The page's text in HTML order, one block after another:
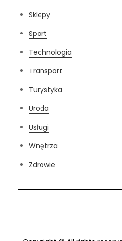
Sklepy
Sport
Technologia
Transport
Turystyka
Uroda
Usługi
Wnętrza
Zdrowie